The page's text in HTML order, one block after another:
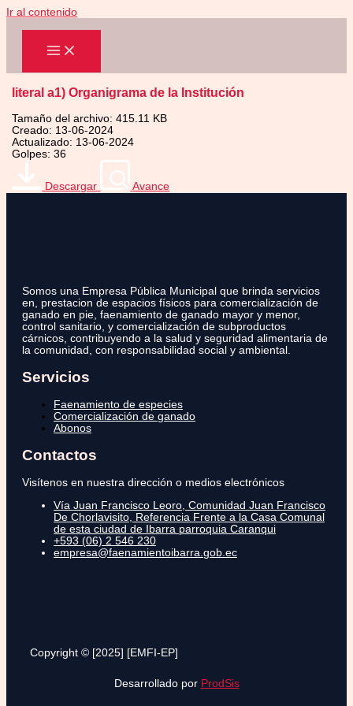
Ir al contenido
literal a1) Organigrama de la Institución
Tamaño del archivo: 415.11 KB
Creado: 13-06-2024
Actualizado: 13-06-2024
Golpes: 36
Descargar Avance
Somos una Empresa Pública Municipal que brinda servicios
en, prestacion de espacios físicos para comercialización de
ganado en pie, faenamiento de ganado mayor y menor,
control sanitario, y comercialización de subproductos
cárnicos, contribuyendo a la salud y seguridad alimentaria de
la comunidad, con responsabilidad social y ambiental.
Servicios
Faenamiento de especies
Comercialización de ganado
Abonos
Contactos
Visítenos en nuestra dirección o medios electrónicos
Vía Juan Francisco Leoro, Comunidad Juan Francisco
De Chorlavisito, Referencia Frente a la Casa Comunal
de esta ciudad de Ibarra parroquia Caranqui
+593 (06) 2 546 230
empresa@faenamientoibarra.gob.ec
Copyright © [2025] [EMFI-EP]
Desarrollado por ProdSis